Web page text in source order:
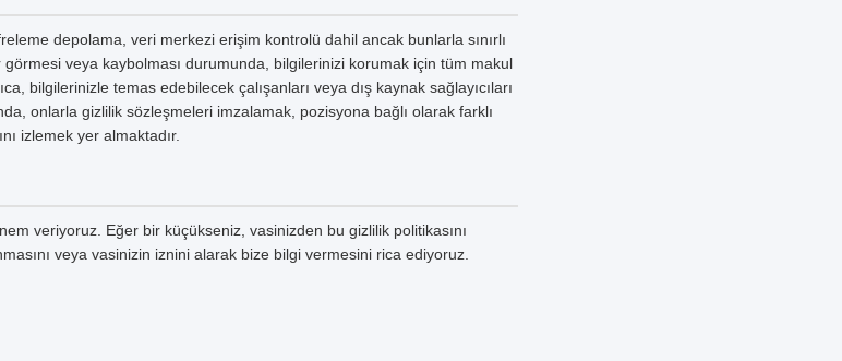
depolama, veri merkezi erişim kontrolü dahil ancak bunlarla sınırlı
veya kaybolması durumunda, bilgilerinizi korumak için tüm makul
bilgilerinizle temas edebilecek çalışanları veya dış kaynak sağlayıcıları
onlarla gizlilik sözleşmeleri imzalamak, pozisyona bağlı olarak farklı
izlemek yer almaktadır.
veriyoruz. Eğer bir küçükseniz, vasinizden bu gizlilik politikasını
veya vasinizin iznini alarak bize bilgi vermesini rica ediyoruz.